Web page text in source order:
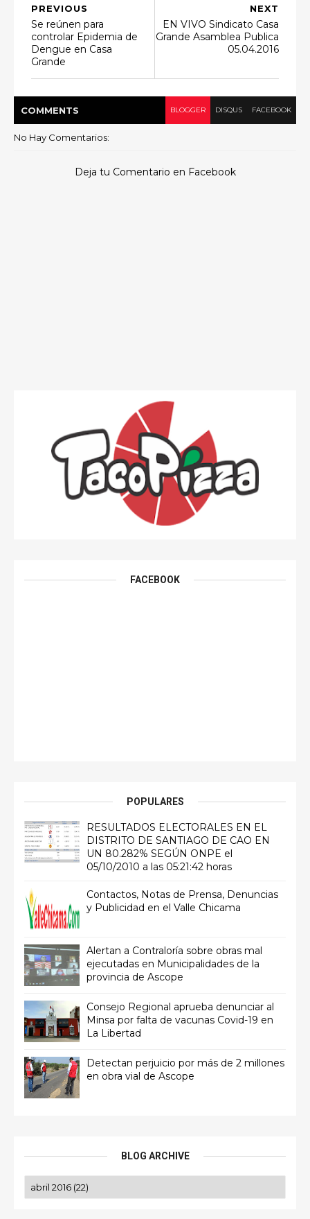
NEXT
EN VIVO Sindicato Casa
Grande Asamblea Publica
05.04.2016
PREVIOUS
Se reúnen para
controlar Epidemia de
Dengue en Casa
Grande
COMMENTS BLOGGER DISQUS FACEBOOK
No Hay Comentarios:
Deja tu Comentario en Facebook
FACEBOOK
POPULARES
RESULTADOS ELECTORALES EN EL
DISTRITO DE SANTIAGO DE CAO EN
UN 80.282% SEGÚN ONPE el
05/10/2010 a las 05:21:42 horas
Contactos, Notas de Prensa, Denuncias
y Publicidad en el Valle Chicama
Alertan a Contraloría sobre obras mal
ejecutadas en Municipalidades de la
provincia de Ascope
Consejo Regional aprueba denunciar al
Minsa por falta de vacunas Covid-19 en
La Libertad
Detectan perjuicio por más de 2 millones
en obra vial de Ascope
BLOG ARCHIVE